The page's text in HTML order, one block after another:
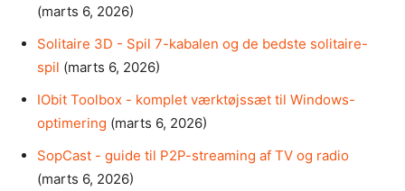
(marts 6, 2026)
Solitaire 3D - Spil 7-kabalen og de bedste solitaire-
spil (marts 6, 2026)
IObit Toolbox - komplet værktøjssæt til Windows-
optimering (marts 6, 2026)
SopCast - guide til P2P-streaming af TV og radio
(marts 6, 2026)